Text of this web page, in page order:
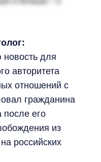
для
авторитета
отношений с
гражданина
после его
из
российских